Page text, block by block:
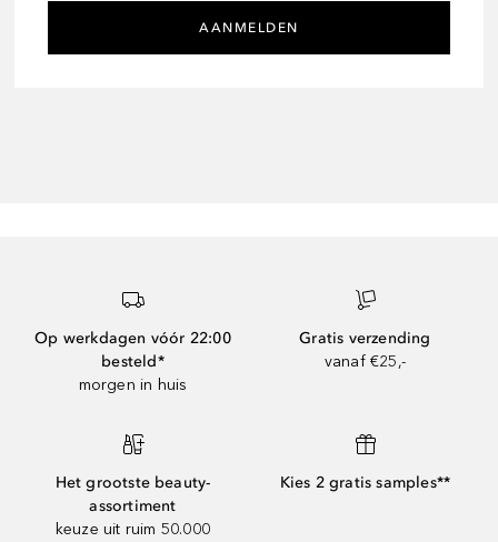
AANMELDEN
Op werkdagen vóór 22:00
besteld*
morgen in huis
Gratis verzending
vanaf €25,-
Het grootste beauty-
assortiment
keuze uit ruim 50.000
Kies 2 gratis samples**